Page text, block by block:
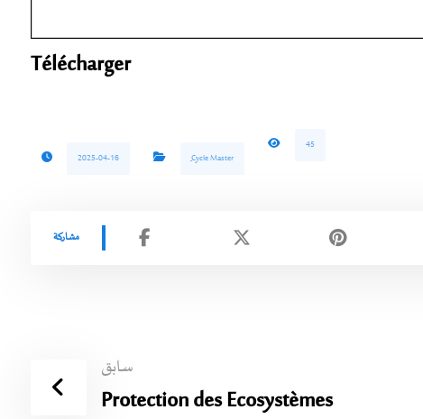
Télécharger
2025-04-16 ِِِCycle Master
45
سابق
Protection des Ecosystèmes